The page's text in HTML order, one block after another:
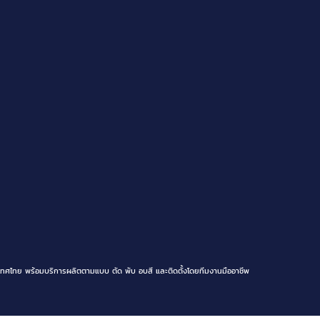
ทศไทย พร้อมบริการผลิตตามแบบ ตัด พับ อบสี และติดตั้งโดยทีมงานมืออาชีพ